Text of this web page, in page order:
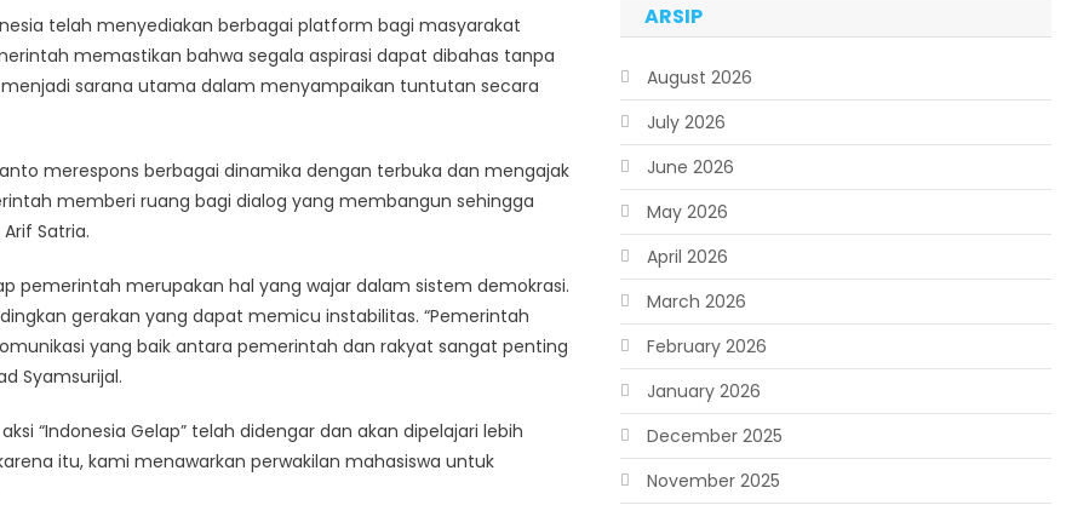
telah menyediakan berbagai platform bagi masyarakat
memastikan bahwa segala aspirasi dapat dibahas tanpa
sarana utama dalam menyampaikan tuntutan secara
merespons berbagai dinamika dengan terbuka dan mengajak
memberi ruang bagi dialog yang membangun sehingga
Satria.
pemerintah merupakan hal yang wajar dalam sistem demokrasi.
gerakan yang dapat memicu instabilitas. “Pemerintah
yang baik antara pemerintah dan rakyat sangat penting
Syamsurijal.
“Indonesia Gelap” telah didengar dan akan dipelajari lebih
itu, kami menawarkan perwakilan mahasiswa untuk
ARSIP
August 2026
July 2026
June 2026
May 2026
April 2026
March 2026
February 2026
January 2026
December 2025
November 2025